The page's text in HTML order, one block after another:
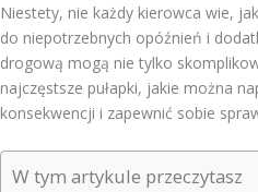
Niestety, nie każdy kierowca wie,
do niepotrzebnych opóźnień i
drogową mogą nie tylko
najczęstsze pułapki, jakie można
konsekwencji i zapewnić sobie
W tym artykule przeczytasz